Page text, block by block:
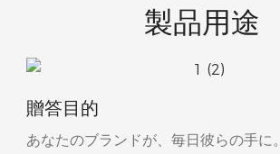
製品用途
贈答目的
あなたのブランドが、毎日彼らの手に。